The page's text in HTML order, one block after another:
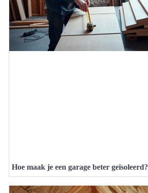
Hoe maak je een garage beter geïsoleerd?